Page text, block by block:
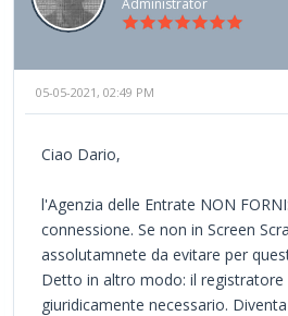
05-05-2021, 02:49 PM
Ciao Dario,
l'Agenzia delle Entrate NON
connessione. Se non in Screen
assolutamnete da evitare per
Detto in altro modo: il
giuridicamente necessario.